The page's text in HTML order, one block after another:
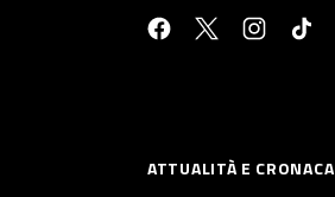
ATTUALITÀ E CRONACA